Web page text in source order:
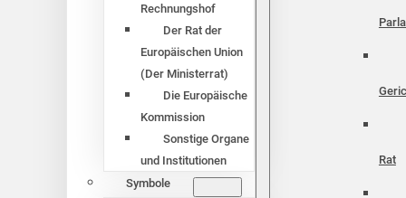
Rechnungshof
Der Rat der
Europäischen Union
(Der Ministerrat)
Die Europäische
Kommission
Sonstige Organe
und Institutionen
Symbole
Rat